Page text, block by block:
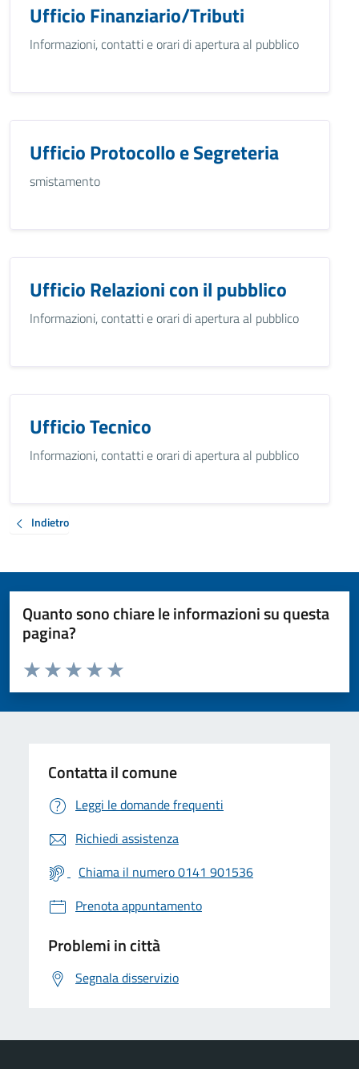
Ufficio Finanziario/Tributi
Informazioni, contatti e orari di apertura al pubblico
Ufficio Protocollo e Segreteria
smistamento
Ufficio Relazioni con il pubblico
Informazioni, contatti e orari di apertura al pubblico
Ufficio Tecnico
Informazioni, contatti e orari di apertura al pubblico
Indietro
Quanto sono chiare le informazioni su questa
pagina?
Valuta da 1 a 5 stelle la pagina
Valuta 5 stelle su 5
Valuta 4 stelle su 5
Valuta 3 stelle su 5
Valuta 2 stelle su 5
Valuta 1 stelle su 5
Contatta il comune
Leggi le domande frequenti
Richiedi assistenza
Chiama il numero 0141 901536
Prenota appuntamento
Problemi in città
Segnala disservizio